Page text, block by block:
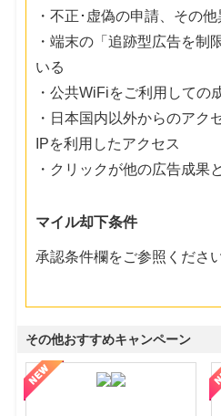
・不正･虚偽の申請、その
・端末の「追跡型広告を制
いる
・公共WiFiをご利用しての
・日本国内以外からのアク
IPを利用したアクセス
・クリックが他の広告成果
マイル却下条件
承認条件欄をご参照くださ
その他おすすめキャンペーン